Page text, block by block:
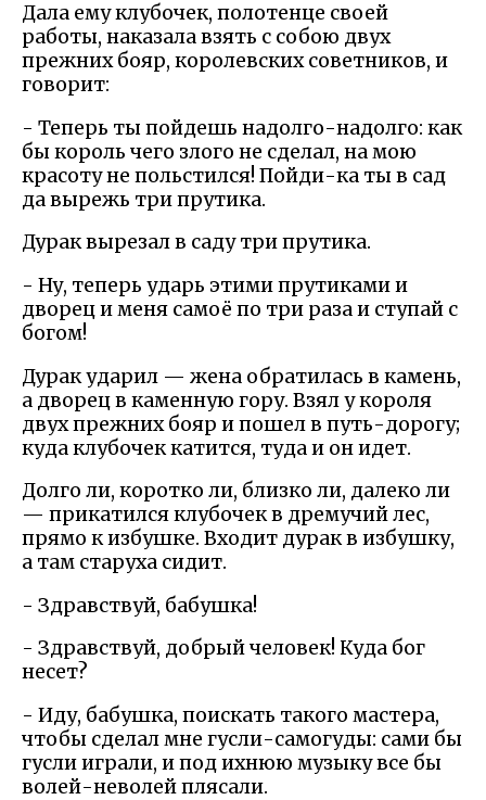
Дала ему клубочек, полотенце своей
работы, наказала взять с собою двух
прежних бояр, королевских советников, и
говорит:
- Теперь ты пойдешь надолго-надолго: как
бы король чего злого не сделал, на мою
красоту не польстился! Пойди-ка ты в сад
да вырежь три прутика.
Дурак вырезал в саду три прутика.
- Ну, теперь ударь этими прутиками и
дворец и меня самоё по три раза и ступай с
богом!
Дурак ударил — жена обратилась в камень,
а дворец в каменную гору. Взял у короля
двух прежних бояр и пошел в путь-дорогу;
куда клубочек катится, туда и он идет.
Долго ли, коротко ли, близко ли, далеко ли
— прикатился клубочек в дремучий лес,
прямо к избушке. Входит дурак в избушку,
а там старуха сидит.
- Здравствуй, бабушка!
- Здравствуй, добрый человек! Куда бог
несет?
- Иду, бабушка, поискать такого мастера,
чтобы сделал мне гусли-самогуды: сами бы
гусли играли, и под ихнюю музыку все бы
волей-неволей плясали.